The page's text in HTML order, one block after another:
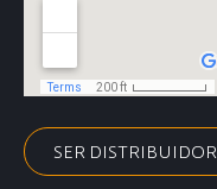
SER DISTRIBUIDOR